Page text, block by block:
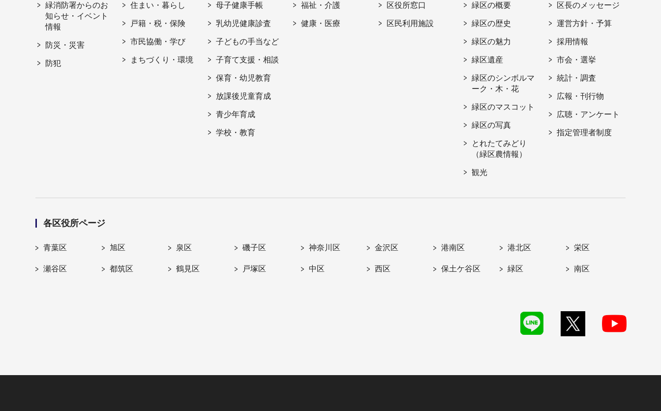
緑消防署からのお
知らせ・イベント
情報
防災・災害
防犯
住まい・暮らし
戸籍・税・保険
市民協働・学び
まちづくり・環境
母子健康手帳
乳幼児健康診査
子どもの手当など
子育て支援・相談
保育・幼児教育
放課後児童育成
青少年育成
学校・教育
福祉・介護
健康・医療
区役所窓口
区民利用施設
緑区の概要
緑区の歴史
緑区の魅力
緑区遺産
緑区のシンボルマ
ーク・木・花
緑区のマスコット
緑区の写真
とれたてみどり
（緑区農情報）
観光
区長のメッセージ
運営方針・予算
採用情報
市会・選挙
統計・調査
広報・刊行物
広聴・アンケート
指定管理者制度
各区役所ページ
青葉区 旭区 泉区 磯子区 神奈川区 金沢区 港南区 港北区 栄区
瀬谷区 都筑区 鶴見区 戸塚区 中区 西区 保土ケ谷区 緑区 南区